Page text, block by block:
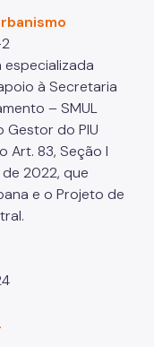
à Secretaria
– SMUL
do PIU
Art. 83, Seção I
de 2022, que
e o Projeto de